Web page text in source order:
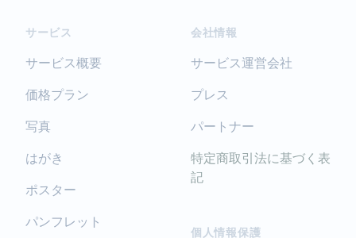
サービス
サービス概要
価格プラン
写真
はがき
ポスター
パンフレット
会社情報
サービス運営会社
プレス
パートナー
特定商取引法に基づく表
記
個人情報保護